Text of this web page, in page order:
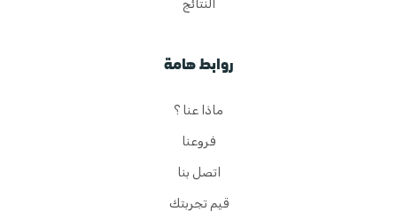
النتائج
روابط هامة
ماذا عنا ؟
فروعنا
اتصل بنا
قيم تجربتك